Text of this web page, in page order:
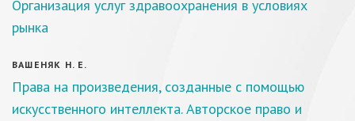
Организация услуг здравоохранения в условиях
рынка
ВАШЕНЯК Н. Е.
Права на произведения, созданные с помощью
искусственного интеллекта. Авторское право и